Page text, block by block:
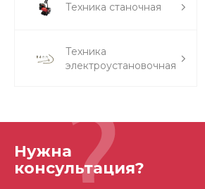
Техника станочная
Техника
электроустановочная
Нужна
консультация?